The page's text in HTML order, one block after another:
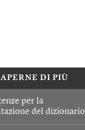
DI PIÙ
per la
del dizionario